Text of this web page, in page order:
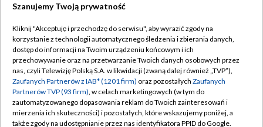
TVP
Abonament TVP
Emisja w TVP
Centrum informacji TVP
Naziemna Telewizja Cyfrowa
Regulamin TVP
Polityka prywatności
Moje zgody
Pomoc
Szanujemy Twoją prywatność
Kliknij "Akceptuję i przechodzę do serwisu", aby wyrazić zgody na
korzystanie z technologii automatycznego śledzenia i zbierania danych,
dostęp do informacji na Twoim urządzeniu końcowym i ich
przechowywanie oraz na przetwarzanie Twoich danych osobowych przez
nas, czyli Telewizję Polską S.A. w likwidacji (zwaną dalej również „TVP”),
Zaufanych Partnerów z IAB* (1201 firm) oraz pozostałych Zaufanych
Partnerów TVP (93 firm), w celach marketingowych (w tym do
zautomatyzowanego dopasowania reklam do Twoich zainteresowań i
mierzenia ich skuteczności) i pozostałych, które wskazujemy poniżej, a
także zgody na udostępnianie przez nas identyfikatora PPID do Google.